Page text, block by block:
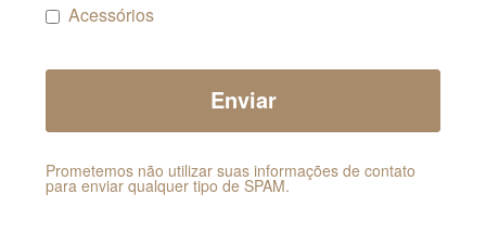
Acessórios
Prometemos não utilizar suas informações de contato
para enviar qualquer tipo de SPAM.